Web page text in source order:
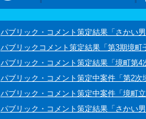
パブリック・コメント策定結果「さかい
パブリックコメント策定結果「第3期境町
パブリック・コメント策定結果「境町第4
パブリック・コメント策定中案件「第2次
パブリック・コメント策定中案件「境町
パブリック・コメント策定結果「さかい